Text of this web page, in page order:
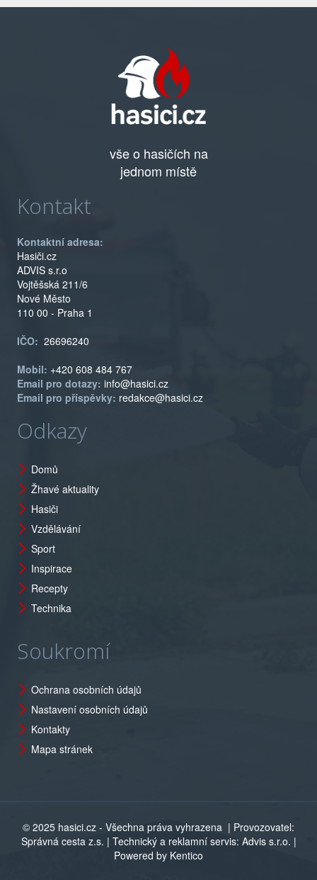
vše o hasičích na
jednom místě
Kontakt
Kontaktní adresa:
Hasiči.cz
ADVIS s.r.o
Vojtěšská 211/6
Nové Město
110 00 - Praha 1
IČO: 26696240
Mobil: +420 608 484 767
Email pro dotazy: info@hasici.cz
Email pro příspěvky: redakce@hasici.cz
Odkazy
Domů
Žhavé aktuality
Hasiči
Vzdělávání
Sport
Inspirace
Recepty
Technika
Soukromí
Ochrana osobních údajů
Nastavení osobních údajů
Kontakty
Mapa stránek
© 2025 hasici.cz - Všechna práva vyhrazena | Provozovatel:
Správná cesta z.s. | Technický a reklamní servis: Advis s.r.o. |
Powered by Kentico